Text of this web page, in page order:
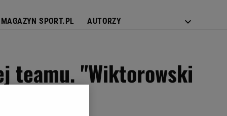
MAGAZYN SPORT.PL AUTORZY
teamu. "Wiktorowski